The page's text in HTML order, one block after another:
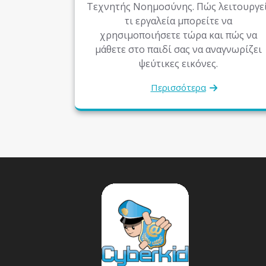
Τεχνητής Νοημοσύνης. Πώς
τι εργαλεία μπορείτε να
χρησιμοποιήσετε τώρα και πώς να
μάθετε στο παιδί σας να αναγνωρίζει
ψεύτικες εικόνες.
Περισσότερα